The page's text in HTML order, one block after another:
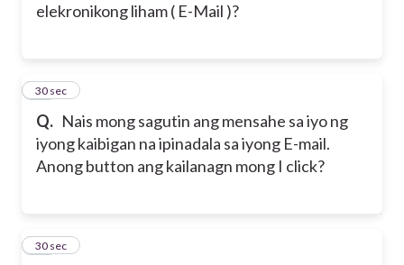
elekronikong liham ( E-Mail )?
Q. Nais mong sagutin ang mensahe sa iyo ng
iyong kaibigan na ipinadala sa iyong E-mail.
Anong button ang kailanagn mong I click?
38
30 sec
39
30 sec